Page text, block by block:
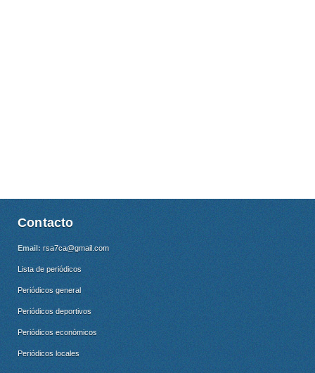
Contacto
Email: rsa7ca@gmail.com
Lista de periódicos
Periódicos general
Periódicos deportivos
Periódicos económicos
Periódicos locales